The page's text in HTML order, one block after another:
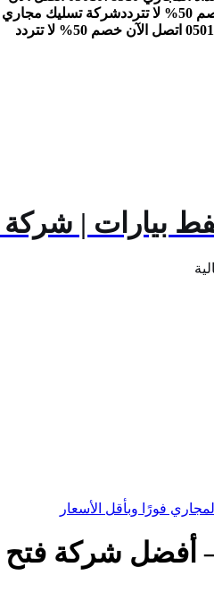
شركة تسليك مجاري بالرياض مع ضمان
بيارات | شركة
الرياض 24 ساعة – أفضل